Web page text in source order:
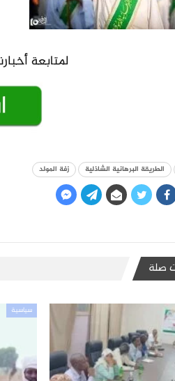
الطريقة البرهانية الشاذلية زفة المولد
صلة
سياسية